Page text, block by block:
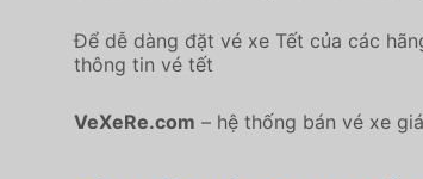
Để dễ dàng đặt vé xe Tết của các
thông tin vé tết
VeXeRe.com – hệ thống bán vé xe